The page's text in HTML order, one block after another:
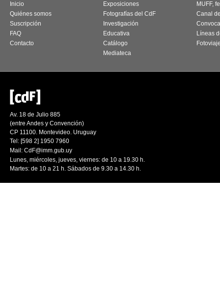
Inicio
Quiénes somos
Suscripción
FAQ
Contacto
Exposiciones
Fotografías del CdF
Investigación
Educativa
Catálogo
Mediateca
MUFF,
Canal
Líneas
Av. 18 de Julio 885
(entre Andes y Convención)
CP 11100. Montevideo. Uruguay
Tel: [598 2] 1950 7960
Mail: CdF@imm.gub.uy
Lunes, miércoles, jueves, viernes: de 10 a 19.30 h.
Martes: de 10 a 21 h. Sábados de 9.30 a 14.30 h.